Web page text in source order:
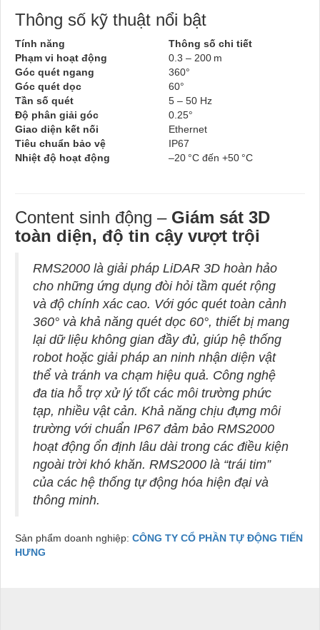
Thông số kỹ thuật nổi bật
Tính năng
Thông số chi tiết
Phạm vi hoạt động
0.3 – 200 m
Góc quét ngang
360°
Góc quét dọc
60°
Tần số quét
5 – 50 Hz
Độ phân giải góc
0.25°
Giao diện kết nối
Ethernet
Tiêu chuẩn bảo vệ
IP67
Nhiệt độ hoạt động
–20 °C đến +50 °C
Content sinh động – Giám sát 3D
toàn diện, độ tin cậy vượt trội
RMS2000 là giải pháp LiDAR 3D hoàn hảo
cho những ứng dụng đòi hỏi tầm quét rộng
và độ chính xác cao. Với góc quét toàn cảnh
360° và khả năng quét dọc 60°, thiết bị mang
lại dữ liệu không gian đầy đủ, giúp hệ thống
robot hoặc giải pháp an ninh nhận diện vật
thể và tránh va chạm hiệu quả. Công nghệ
đa tia hỗ trợ xử lý tốt các môi trường phức
tạp, nhiều vật cản. Khả năng chịu đựng môi
trường với chuẩn IP67 đảm bảo RMS2000
hoạt động ổn định lâu dài trong các điều kiện
ngoài trời khó khăn. RMS2000 là “trái tim”
của các hệ thống tự động hóa hiện đại và
thông minh.
Sản phẩm doanh nghiệp: CÔNG TY CỔ PHẦN TỰ ĐỘNG TIẾN
HƯNG